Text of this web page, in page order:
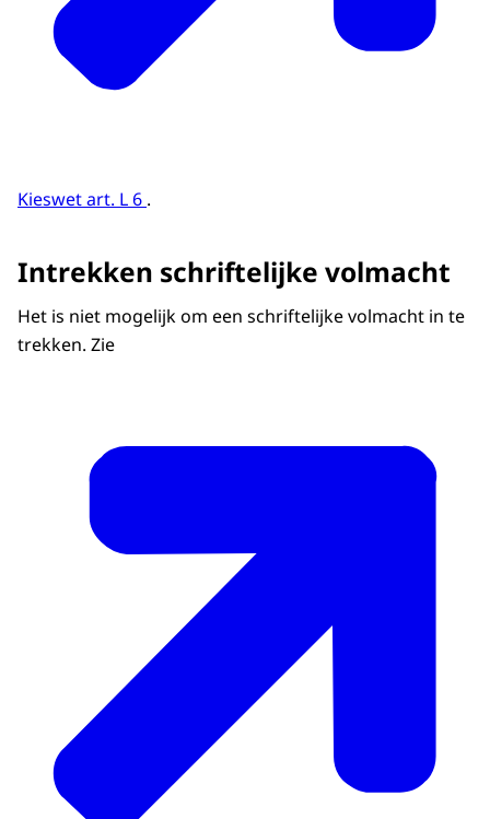
Kieswet art. L 6 .
Intrekken schriftelijke volmacht
Het is niet mogelijk om een schriftelijke volmacht in te
trekken. Zie